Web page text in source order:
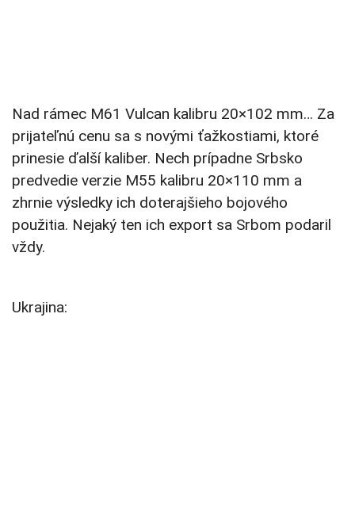
Nad rámec M61 Vulcan kalibru 20×102 mm… Za
prijateľnú cenu sa s novými ťažkostiami, ktoré
prinesie ďalší kaliber. Nech prípadne Srbsko
predvedie verzie M55 kalibru 20×110 mm a
zhrnie výsledky ich doterajšieho bojového
použitia. Nejaký ten ich export sa Srbom podaril
vždy.
Ukrajina: